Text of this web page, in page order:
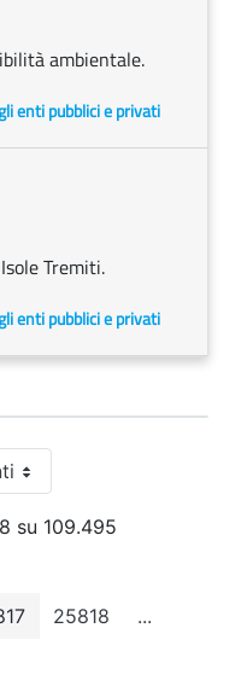
ambientale.
enti pubblici e privati
Tremiti.
enti pubblici e privati
pagina
su 109.495
Pagina
25818 ...Pagine